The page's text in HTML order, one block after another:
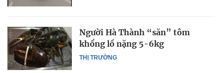
THỊ TRƯỜNG
Người Hà Thành “săn” tôm
khổng lồ nặng 5-6kg